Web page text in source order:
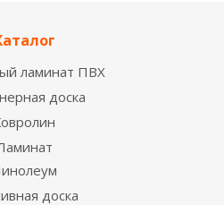
Камея 0.5 Atlas X RAL
вино
ламинат ПВХ
доска
доска